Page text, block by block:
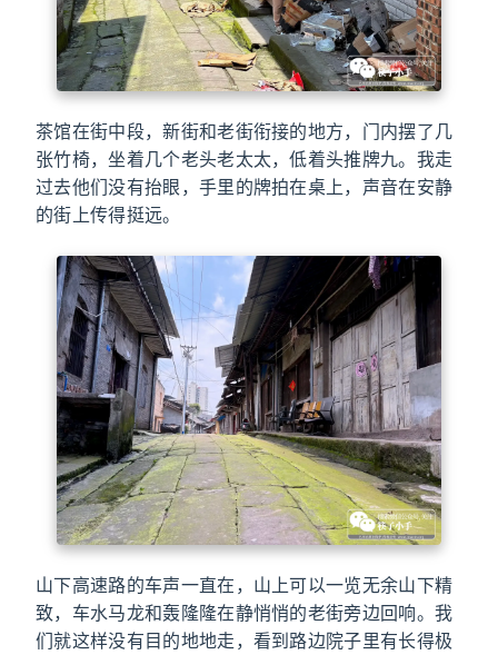
茶馆在街中段，新街和老街衔接的地方，门内摆了几
张竹椅，坐着几个老头老太太，低着头推牌九。我走
过去他们没有抬眼，手里的牌拍在桌上，声音在安静
的街上传得挺远。
山下高速路的车声一直在，山上可以一览无余山下精
致，车水马龙和轰隆隆在静悄悄的老街旁边回响。我
们就这样没有目的地地走，看到路边院子里有长得极